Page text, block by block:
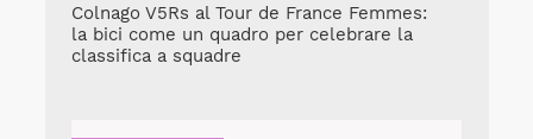
Colnago V5Rs al Tour de France Femmes:
la bici come un quadro per celebrare la
classifica a squadre